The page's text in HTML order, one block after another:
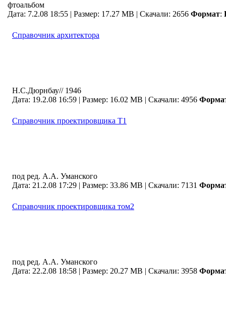
фтоальбом
Дата: 7.2.08 18:55 | Размер: 17.27 MB | Скачали: 2656 Формат:
Справочник архитектора
Н.С.Дюрнбау// 1946
Дата: 19.2.08 16:59 | Размер: 16.02 MB | Скачали: 4956
Справочник проектировщика Т1
под ред. А.А. Уманского
Дата: 21.2.08 17:29 | Размер: 33.86 MB | Скачали: 7131
Справочник проектировщика том2
под ред. А.А. Уманского
Дата: 22.2.08 18:58 | Размер: 20.27 MB | Скачали: 3958